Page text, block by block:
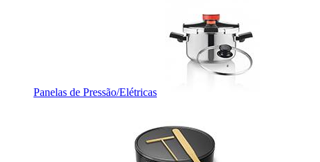
Panelas de Pressão/Elétricas